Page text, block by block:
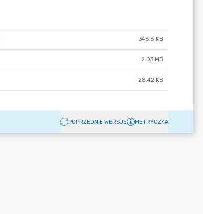
346.8 KB
2.03 MB
28.42 KB
POPRZEDNIE WERSJE METRYCZKA